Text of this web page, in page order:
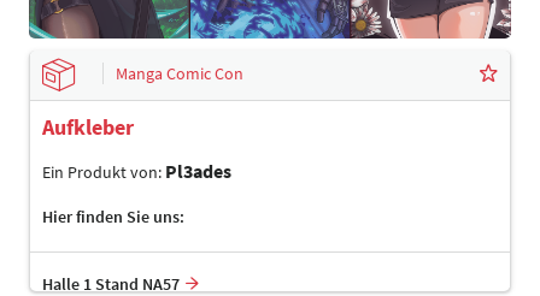
Manga Comic Con
Aufkleber
Ein Produkt von: Pl3ades
Hier finden Sie uns:
Halle 1 Stand NA57